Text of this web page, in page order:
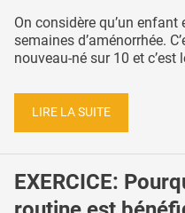
On considère qu’un
semaines d’aménorrhée.
nouveau-né sur 10 et c’est
LIRE LA SUITE
EXERCICE: